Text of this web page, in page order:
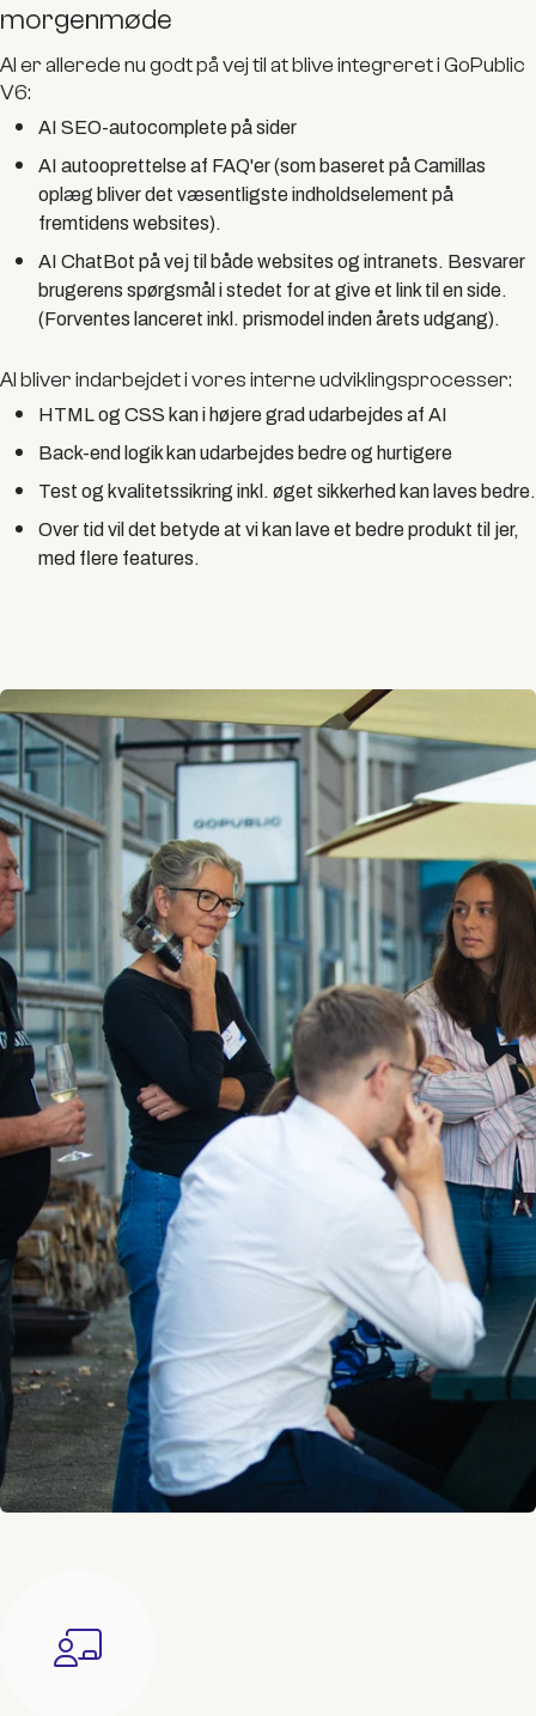
morgenmøde
AI er allerede nu godt på vej til at blive integreret i GoPublic
V6:
AI SEO-autocomplete på sider
AI autooprettelse af FAQ'er (som baseret på Camillas
oplæg bliver det væsentligste indholdselement på
fremtidens websites).
AI ChatBot på vej til både websites og intranets. Besvarer
brugerens spørgsmål i stedet for at give et link til en side.
(Forventes lanceret inkl. prismodel inden årets udgang).
AI bliver indarbejdet i vores interne udviklingsprocesser:
HTML og CSS kan i højere grad udarbejdes af AI
Back-end logik kan udarbejdes bedre og hurtigere
Test og kvalitetssikring inkl. øget sikkerhed kan laves bedre.
Over tid vil det betyde at vi kan lave et bedre produkt til jer,
med flere features.